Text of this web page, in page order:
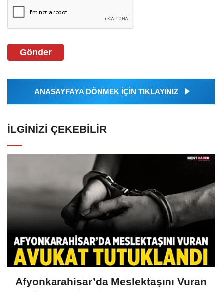
Gönder
ANASAYFAYA DÖNMEK İÇİN TIKLAYINIZ
İLGINIZI ÇEKEBILIR
Afyonkarahisar’da Meslektaşını Vuran